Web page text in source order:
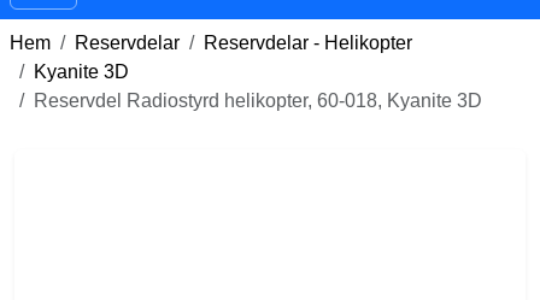
Hem Reservdelar
Reservdelar - Helikopter
Kyanite 3D
Reservdel Radiostyrd helikopter, 60-018, Kyanite 3D